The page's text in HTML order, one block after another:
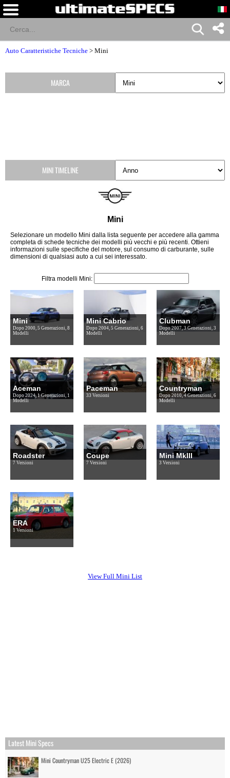
Auto Caratteristiche Tecniche > Mini
Mini
Selezionare un modello Mini dalla lista seguente per accedere alla gamma
completa di schede tecniche dei modelli più vecchi e più recenti. Ottieni
informazioni sulle specifiche del motore, sul consumo di carburante, sulle
dimensioni di qualsiasi auto a cui sei interessato.
Filtra modelli Mini:
Mini
Dopo 2000, 5 Generazioni, 8
Modelli
Mini Cabrio
Dopo 2004, 5 Generazioni, 6
Modelli
Clubman
Dopo 2007, 3 Generazioni, 3
Modelli
Aceman
Dopo 2024, 1 Generazioni, 1
Modelli
Paceman
33 Versioni
Countryman
Dopo 2010, 4 Generazioni, 6
Modelli
Roadster
7 Versioni
Coupe
7 Versioni
Mini MkIII
3 Versioni
ERA
1 Versioni
View Full Mini List
Latest Mini Specs
Mini Countryman U25 Electric E (2026)
MARCA
MINI TIMELINE